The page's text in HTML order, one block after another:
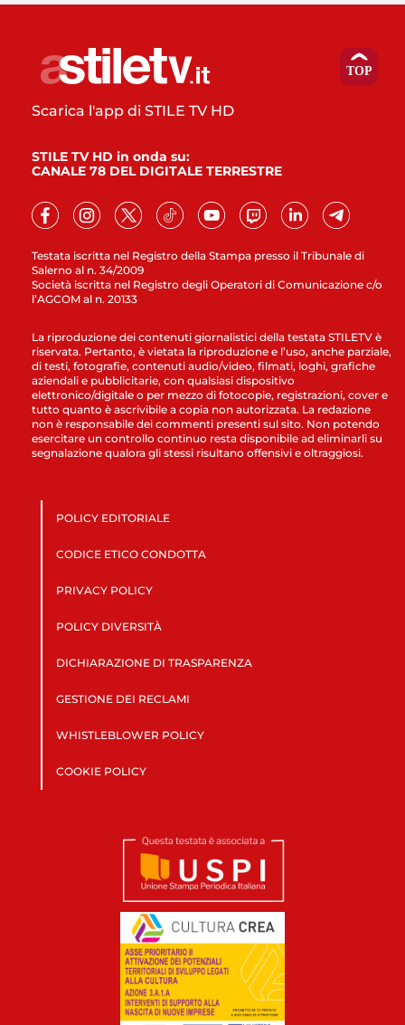
Testata iscritta nel Registro della Stampa presso il Tribunale di
Salerno al n. 34/2009
Società iscritta nel Registro degli Operatori di Comunicazione c/o
l’AGCOM al n. 20133
Scarica l'app di STILE TV HD
STILE TV HD in onda su:
CANALE 78 DEL DIGITALE TERRESTRE
La riproduzione dei contenuti giornalistici della testata STILETV è
riservata. Pertanto, è vietata la riproduzione e l’uso, anche parziale,
di testi, fotografie, contenuti audio/video, filmati, loghi, grafiche
aziendali e pubblicitarie, con qualsiasi dispositivo
elettronico/digitale o per mezzo di fotocopie, registrazioni, cover e
tutto quanto è ascrivibile a copia non autorizzata. La redazione
non è responsabile dei commenti presenti sul sito. Non potendo
esercitare un controllo continuo resta disponibile ad eliminarli su
segnalazione qualora gli stessi risultano offensivi e oltraggiosi.
POLICY EDITORIALE
CODICE ETICO CONDOTTA
PRIVACY POLICY
POLICY DIVERSITÀ
DICHIARAZIONE DI TRASPARENZA
GESTIONE DEI RECLAMI
WHISTLEBLOWER POLICY
COOKIE POLICY